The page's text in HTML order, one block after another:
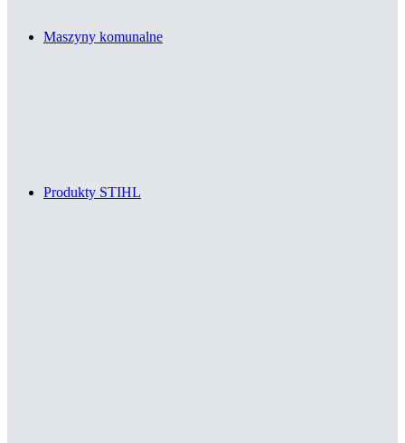
Maszyny komunalne
Produkty STIHL